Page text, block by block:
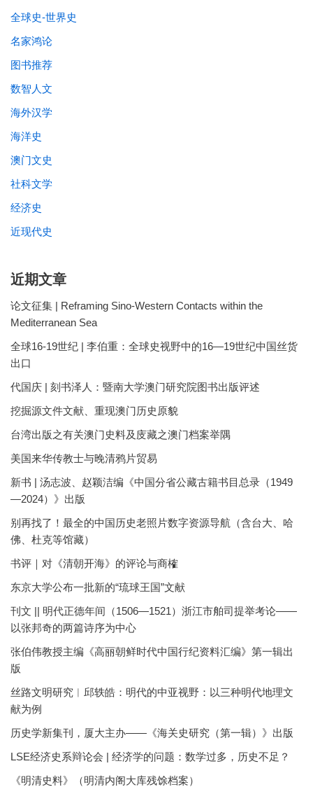
全球史-世界史
名家鸿论
图书推荐
数智人文
海外汉学
海洋史
澳门文史
社科文学
经济史
近现代史
近期文章
论文征集 | Reframing Sino-Western Contacts within the
Mediterranean Sea
全球16-19世纪 | 李伯重：全球史视野中的16—19世纪中国丝货
出口
代国庆 | 刻书泽人：暨南大学澳门研究院图书出版评述
挖掘源文件文献、重现澳门历史原貌
台湾出版之有关澳门史料及庋藏之澳门档案举隅
美国来华传教士与晚清鸦片贸易
新书 | 汤志波、赵颖洁编《中国分省公藏古籍书目总录（1949
—2024）》出版
别再找了！最全的中国历史老照片数字资源导航（含台大、哈
佛、杜克等馆藏）
书评｜对《清朝开海》的评论与商榷
东京大学公布一批新的“琉球王国”文献
刊文 || 明代正德年间（1506—1521）浙江市舶司提举考论——
以张邦奇的两篇诗序为中心
张伯伟教授主编《高丽朝鲜时代中国行纪资料汇编》第一辑出
版
丝路文明研究︱邱轶皓：明代的中亚视野：以三种明代地理文
献为例
历史学新集刊，厦大主办——《海关史研究（第一辑）》出版
LSE经济史系辩论会 | 经济学的问题：数学过多，历史不足？
《明清史料》（明清内阁大库残馀档案）